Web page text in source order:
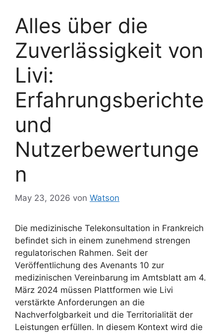
Alles über die
Zuverlässigkeit von
Livi:
Erfahrungsberichte
und
Nutzerbewertunge
n
May 23, 2026 von Watson
Die medizinische Telekonsultation in Frankreich
befindet sich in einem zunehmend strengen
regulatorischen Rahmen. Seit der
Veröffentlichung des Avenants 10 zur
medizinischen Vereinbarung im Amtsblatt am 4.
März 2024 müssen Plattformen wie Livi
verstärkte Anforderungen an die
Nachverfolgbarkeit und die Territorialität der
Leistungen erfüllen. In diesem Kontext wird die